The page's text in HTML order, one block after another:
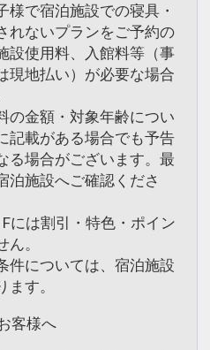
様で宿泊施設での寝具・
れないプランをご予約の
設使用料、入館料等（事
現地払い）が必要な場合
の金額・対象年齢につい
記載がある場合でも予告
る場合がございます。最
泊施設へご確認くださ
Fには割引・特色・ポイン
ん。
件については、宿泊施設
ます。
客様へ